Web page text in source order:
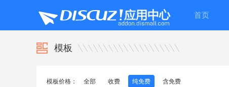
首页
模板
模板价格： 全部 收费 纯免费 含免费